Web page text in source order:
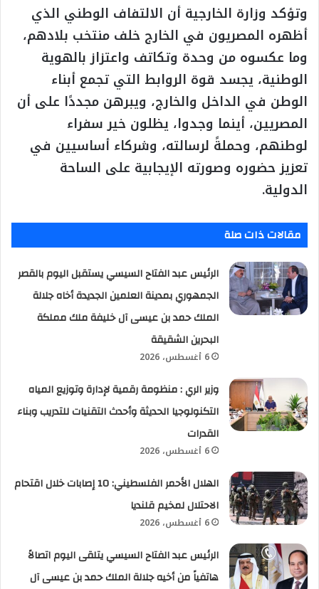
وتؤكد وزارة الخارجية أن الالتفاف الوطني الذي
أظهره المصريون في الخارج خلف منتخب بلادهم،
وما عكسوه من وحدة وتكاتف واعتزاز بالهوية
الوطنية، يجسد قوة الروابط التي تجمع أبناء
الوطن في الداخل والخارج، ويبرهن مجددًا على أن
المصريين، أينما وجدوا، يظلون خير سفراء
لوطنهم، وحملةً لرسالته، وشركاء أساسيين في
تعزيز حضوره وصورته الإيجابية على الساحة
الدولية.
مقالات ذات صلة
الرئيس عبد الفتاح السيسي يستقبل اليوم بالقصر
الجمهوري بمدينة العلمين الجديدة أخاه جلالة
الملك حمد بن عيسى آل خليفة ملك مملكة
البحرين الشقيقة
6 أغسطس، 2026
وزير الري : منظومة رقمية لإدارة وتوزيع المياه
التكنولوجيا الحديثة وأحدث التقنيات للتدريب وبناء
القدرات
6 أغسطس، 2026
الهلال الأحمر الفلسطيني: 10 إصابات خلال اقتحام
الاحتلال لمخيم قلنديا
6 أغسطس، 2026
الرئيس عبد الفتاح السيسي يتلقى اليوم اتصالاً
هاتفياً من أخيه جلالة الملك حمد بن عيسى آل